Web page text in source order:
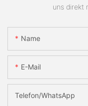
uns direkt
Name
E-Mail
Telefon/WhatsApp